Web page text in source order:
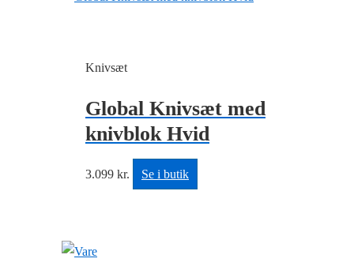
Knivsæt
Global Knivsæt med
knivblok Hvid
3.099 kr. Se i butik